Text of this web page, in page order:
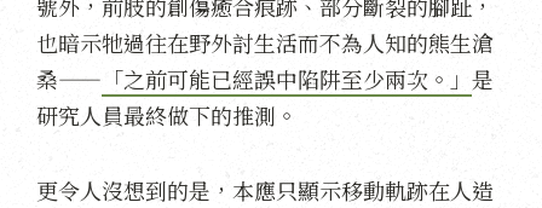
也暗示牠過往在野外討生活而不為人知的熊生滄
桑—— 「之前可能已經誤中陷阱至少兩次。」 是
研究人員最終做下的推測。
更令人沒想到的是，本應只顯示移動軌跡在人造